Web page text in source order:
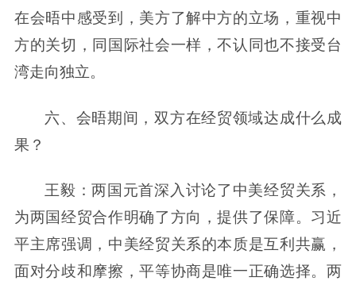
在会晤中感受到，美方了解中方的立场，重视中
方的关切，同国际社会一样，不认同也不接受台
湾走向独立。
六、会晤期间，双方在经贸领域达成什么成
果？
王毅：两国元首深入讨论了中美经贸关系，
为两国经贸合作明确了方向，提供了保障。习近
平主席强调，中美经贸关系的本质是互利共赢，
面对分歧和摩擦，平等协商是唯一正确选择。两